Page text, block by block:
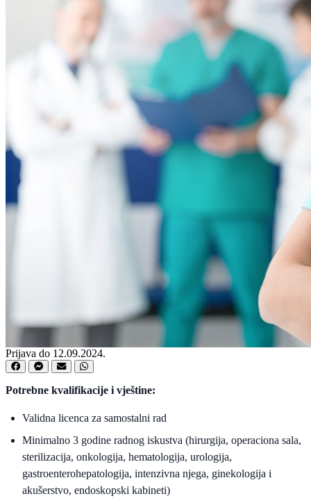
Prijava do 12.09.2024.
Potrebne kvalifikacije i vještine:
Validna licenca za samostalni rad
Minimalno 3 godine radnog iskustva (hirurgija, operaciona sala,
sterilizacija, onkologija, hematologija, urologija,
gastroenterohepatologija, intenzivna njega, ginekologija i
akušerstvo, endoskopski kabineti)